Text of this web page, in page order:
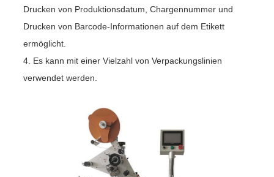
Drucken von Produktionsdatum, Chargennummer und
Drucken von Barcode-Informationen auf dem Etikett
ermöglicht.
4. Es kann mit einer Vielzahl von Verpackungslinien
verwendet werden.